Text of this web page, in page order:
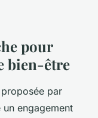
pour
bien-être
par
engagement